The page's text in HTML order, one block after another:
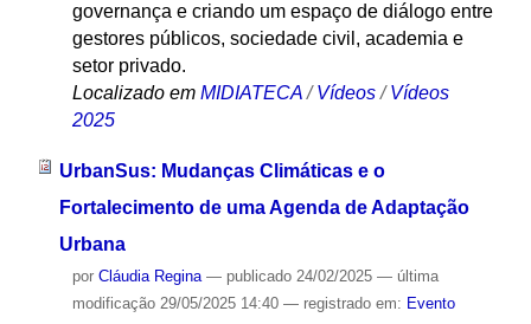
governança e criando um espaço de diálogo entre
gestores públicos, sociedade civil, academia e
setor privado.
Localizado em MIDIATECA /Vídeos /Vídeos
2025
UrbanSus: Mudanças Climáticas e o
Fortalecimento de uma Agenda de Adaptação
Urbana
por Cláudia Regina — publicado24/02/2025 — última
modificação29/05/2025 14:40 — registrado em: Evento